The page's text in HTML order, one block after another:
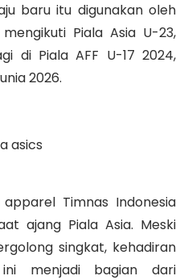
baru itu digunakan oleh
Piala Asia U-23,
di Piala AFF U-17 2024,
2026.
Timnas Indonesia
ajang Piala Asia. Meski
singkat, kehadiran
menjadi bagian dari